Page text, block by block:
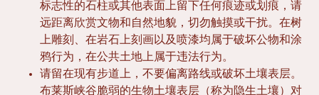
标志性的石柱或其他表面上留下任何痕迹或划痕，请
远距离欣赏文物和自然地貌，切勿触摸或干扰。在树
上雕刻、在岩石上刻画以及喷漆均属于破坏公物和涂
鸦行为，在公共土地上属于违法行为。
请留在现有步道上，不要偏离路线或破坏土壤表层。
布莱斯峡谷脆弱的生物土壤表层（称为隐生土壤）对